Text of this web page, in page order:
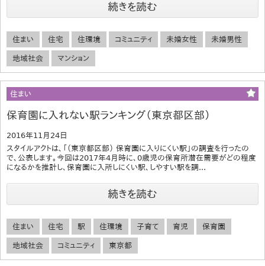
続きを読む
住まい 住宅 住環境 コミュニティ 未婚女性 未婚男性
地域社会 マンション
住まい
保育園に入れない駅ランキング（東京都区部）
2016年11月24日
スタイルアクトは、「（東京都区部） 保育園に入りにくい駅」の調査を行ったの
で、公表します。今回は2017年4月時に、0歳児の保育所潜在需要がどの程度
になるかを推計し、保育園に入所しにくい駅、しやすい駅を調...
続きを読む
住まい 住宅 駅 住環境 子育て 育児 保育園
地域社会 コミュニティ 東京都